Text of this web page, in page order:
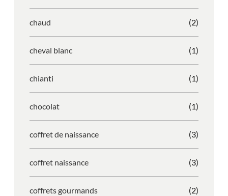
chaud (2)
cheval blanc (1)
chianti (1)
chocolat (1)
coffret de naissance (3)
coffret naissance (3)
coffrets gourmands (2)